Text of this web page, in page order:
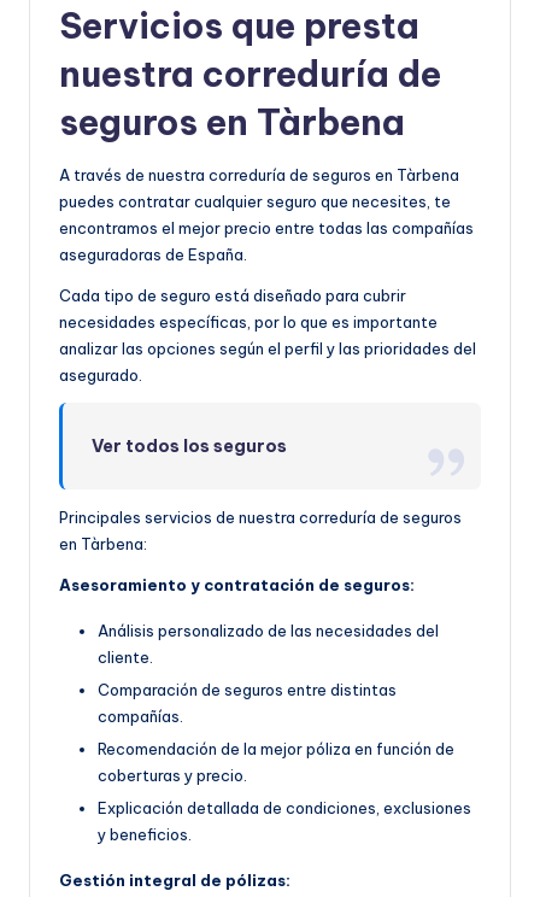
Servicios que presta
nuestra correduría de
seguros en Tàrbena
A través de nuestra correduría de seguros en Tàrbena
puedes contratar cualquier seguro que necesites, te
encontramos el mejor precio entre todas las compañías
aseguradoras de España.
Cada tipo de seguro está diseñado para cubrir
necesidades específicas, por lo que es importante
analizar las opciones según el perfil y las prioridades del
asegurado.
Ver todos los seguros
Principales servicios de nuestra correduría de seguros
en Tàrbena:
Asesoramiento y contratación de seguros:
Análisis personalizado de las necesidades del
cliente.
Comparación de seguros entre distintas
compañías.
Recomendación de la mejor póliza en función de
coberturas y precio.
Explicación detallada de condiciones, exclusiones
y beneficios.
Gestión integral de pólizas: